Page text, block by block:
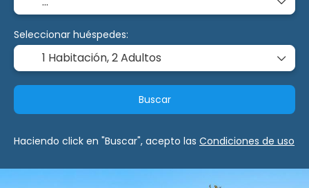
Seleccionar huéspedes:
1 Habitación,2 Adultos
Buscar
Haciendo click en "Buscar", acepto las Condiciones de uso